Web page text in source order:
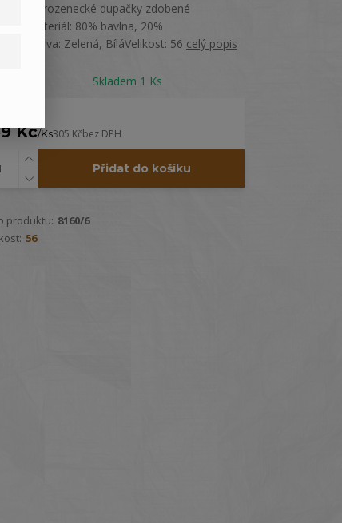
novorozenecké dupačky zdobené
80% bavlna, 20%
Zelená, BíláVelikost: 56 celý popis
Skladem 1 Ks
Kč/Ks305 Kčbez DPH
Přidat do košíku
produktu: 8160/6
56